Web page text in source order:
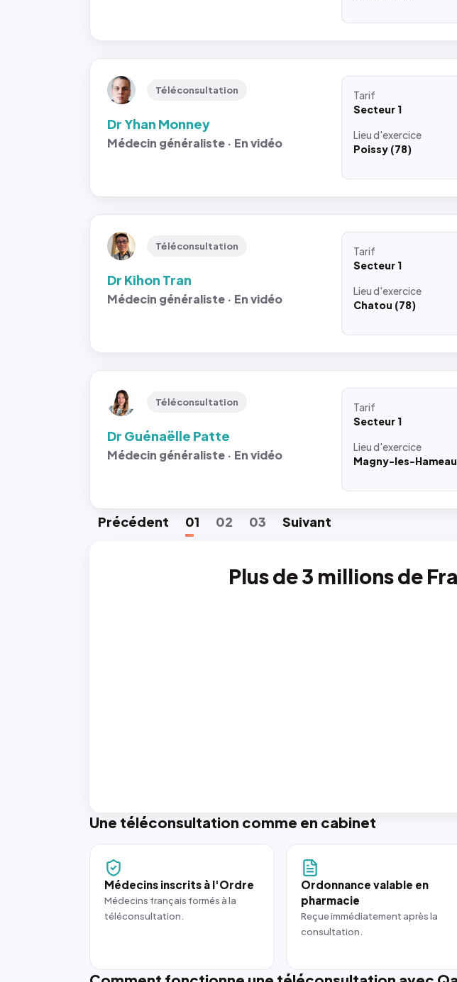
Téléconsultation
Dr Yhan Monney
Médecin généraliste · En vidéo
Tarif
Secteur 1
Lieud'exercice
Poissy (78)
Téléconsultation
Dr Kihon Tran
Médecin généraliste · En vidéo
Tarif
Secteur 1
Lieud'exercice
Chatou (78)
Téléconsultation
Dr Guénaëlle Patte
Médecin généraliste · En vidéo
Tarif
Secteur 1
Lieud'exercice
Magny-les-
Précédent 01 02 03 Suivant
Plus de 3 millions de
Une téléconsultation comme en cabinet
Médecins inscrits à l'Ordre
Médecins français formés à la
téléconsultation.
Ordonnance valable en
pharmacie
Reçue immédiatement après la
consultation.